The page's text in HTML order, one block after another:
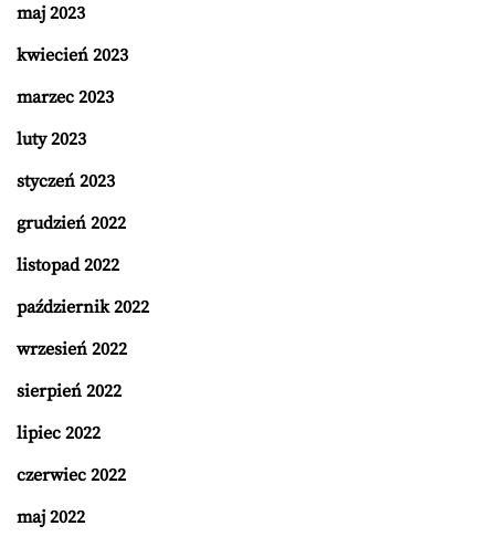
maj 2023
kwiecień 2023
marzec 2023
luty 2023
styczeń 2023
grudzień 2022
listopad 2022
październik 2022
wrzesień 2022
sierpień 2022
lipiec 2022
czerwiec 2022
maj 2022